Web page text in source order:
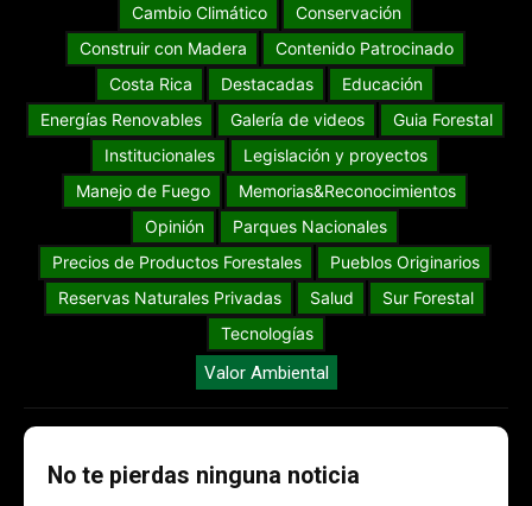
Cambio Climático
Conservación
Construir con Madera
Contenido Patrocinado
Costa Rica
Destacadas
Educación
Energías Renovables
Galería de videos
Guia Forestal
Institucionales
Legislación y proyectos
Manejo de Fuego
Memorias&Reconocimientos
Opinión
Parques Nacionales
Precios de Productos Forestales
Pueblos Originarios
Reservas Naturales Privadas
Salud
Sur Forestal
Tecnologías
Valor Ambiental
No te pierdas ninguna noticia